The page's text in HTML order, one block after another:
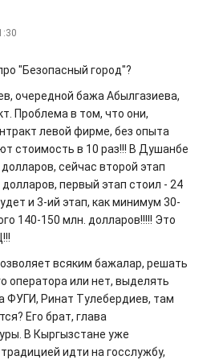
"Безопасный город"?
очередной бажа Абылгазиева,
Проблема в том, что они,
левой фирме, без опыта
стоимость в 10 раз!!! В Душанбе
сейчас второй этап
первый этап стоил - 24
и 3-ий этап, как минимум 30-
140-150 млн. долларов!!!!! Это
всяким бажалар, решать
оператора или нет, выделять
ФУГИ, Ринат Тулебердиев, там
Его брат, глава
В Кыргызстане уже
идти на госслужбу,